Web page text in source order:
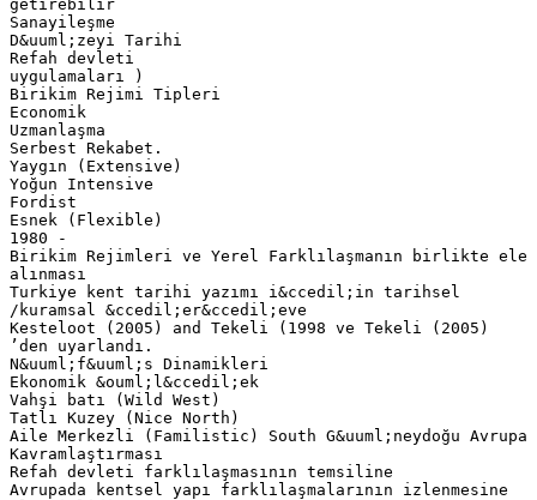
getirebilir
Sanayileşme
D&uuml;zeyi Tarihi
Refah devleti
uygulamaları )
Birikim Rejimi Tipleri
Economik
Uzmanlaşma
Serbest Rekabet.
Yaygın (Extensive)
Yoğun Intensive
Fordist
Esnek (Flexible)
1980 -
Birikim Rejimleri ve Yerel Farklılaşmanın birlikte ele
alınması
Turkiye kent tarihi yazımı i&ccedil;in tarihsel
/kuramsal &ccedil;er&ccedil;eve
Kesteloot (2005) and Tekeli (1998 ve Tekeli (2005)
’den uyarlandı.
N&uuml;f&uuml;s Dinamikleri
Ekonomik &ouml;l&ccedil;ek
Vahşi batı (Wild West)
Tatlı Kuzey (Nice North)
Aile Merkezli (Familistic) South G&uuml;neydoğu Avrupa
Kavramlaştırması
Refah devleti farklılaşmasının temsiline
Avrupada kentsel yapı farklılaşmalarının izlenmesine